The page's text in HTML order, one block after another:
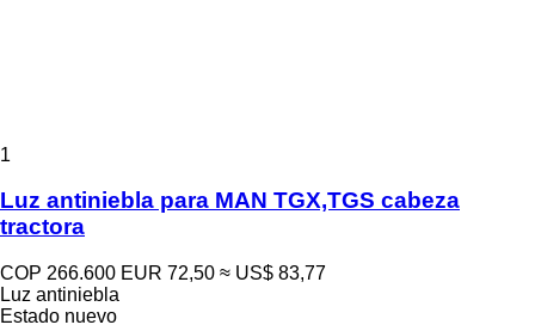
1
Luz antiniebla para MAN TGX,TGS cabeza
tractora
COP 266.600 EUR 72,50 ≈ US$ 83,77
Luz antiniebla
Estado nuevo